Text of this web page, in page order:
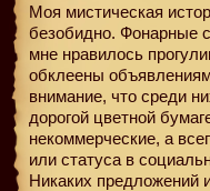
Моя мистическая
безобидно. Фонарные
мне нравилось
обклеены
внимание, что среди
дорогой цветной
некоммерческие, а
или статуса в
Никаких предложений